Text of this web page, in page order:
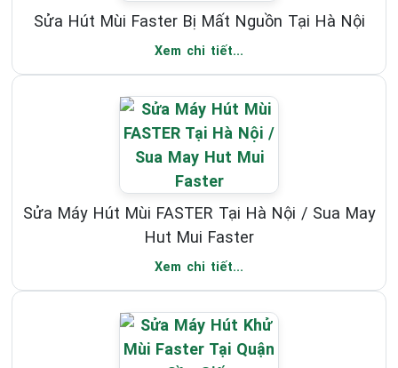
Sửa Hút Mùi Faster Bị Mất Nguồn Tại Hà Nội
Xem chi tiết...
Sửa Máy Hút Mùi FASTER Tại Hà Nội / Sua May
Hut Mui Faster
Xem chi tiết...